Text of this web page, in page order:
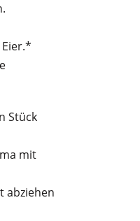
Stück
mit
abziehen